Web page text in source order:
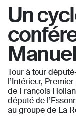
Un
Tour à tour
l’Intérieur,
de François
député de
au groupe de La